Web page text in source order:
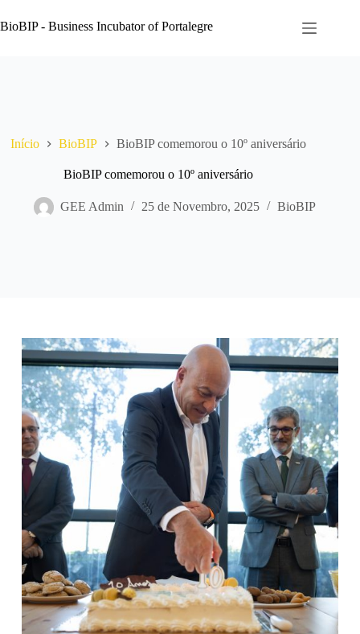
para
o
BioBIP - Business Incubator of Portalegre
Início BioBIP BioBIP comemorou o 10º aniversário
BioBIP comemorou o 10º aniversário
GEE Admin 25 de Novembro, 2025 BioBIP